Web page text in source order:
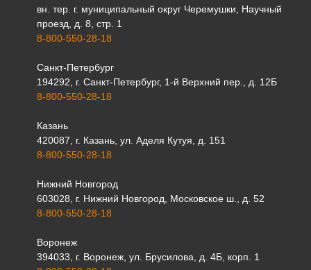
вн. тер. г. муниципальный округ Черемушки, Научный
проезд, д. 8, стр. 1
8-800-550-28-18
Санкт-Петербург
194292, г. Санкт-Петербург, 1-й Верхний пер., д. 12Б
8-800-550-28-18
Казань
420087, г. Казань, ул. Аделя Кутуя, д. 151
8-800-550-28-18
Нижний Новгород
603028, г. Нижний Новгород, Московское ш., д. 52
8-800-550-28-18
Воронеж
394033, г. Воронеж, ул. Брусилова, д. 4Б, корп. 1